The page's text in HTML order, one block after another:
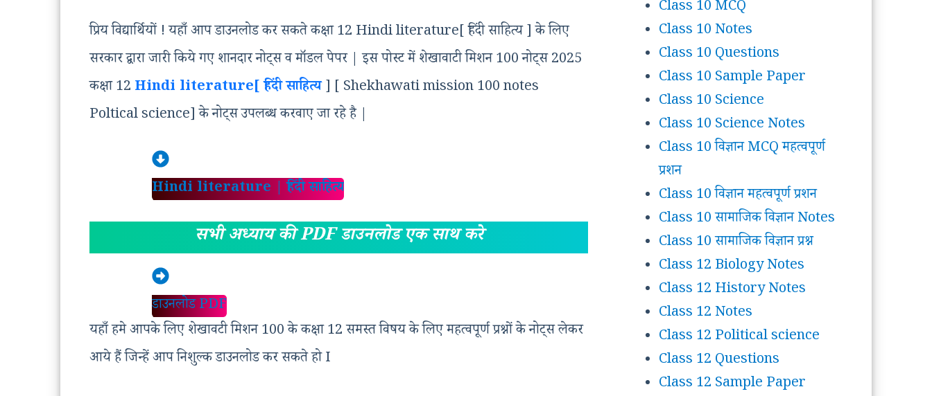
प्रिय विद्यार्थियों ! यहाँ आप डाउनलोड कर सकते कक्षा 12 Hindi literature[ हिंदी साहित्य ] के लिए
सरकार द्वारा जारी किये गए शानदार नोट्स व मॉडल पेपर | इस पोस्ट में शेखावाटी मिशन 100 नोट्स 2025
कक्षा 12 Hindi literature[ हिंदी साहित्य] [ Shekhawati mission 100 notes
Poltical science] के नोट्स उपलब्ध करवाए जा रहे है |
Hindi literature |हिंदी साहित्य
सभी अध्याय की PDF डाउनलोड एक साथ करे
डाउनलोड PDF
यहाँ हमे आपके लिए शेखावटी मिशन 100 के कक्षा 12 समस्त विषय के लिए महत्वपूर्ण प्रश्नों के नोट्स लेकर
आये हैं जिन्हें आप निशुल्क डाउनलोड कर सकते हो I
Class 10 MCQ
Class 10 Notes
Class 10 Questions
Class 10 Sample Paper
Class 10 Science
Class 10 Science Notes
Class 10 विज्ञान MCQ महत्वपूर्ण
प्रशन
Class 10 विज्ञान महत्वपूर्ण प्रशन
Class 10 सामाजिक विज्ञान Notes
Class 10 सामाजिक विज्ञान प्रश्न
Class 12 Biology Notes
Class 12 History Notes
Class 12 Notes
Class 12 Political science
Class 12 Questions
Class 12 Sample Paper